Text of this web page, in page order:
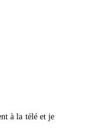
à la télé et je